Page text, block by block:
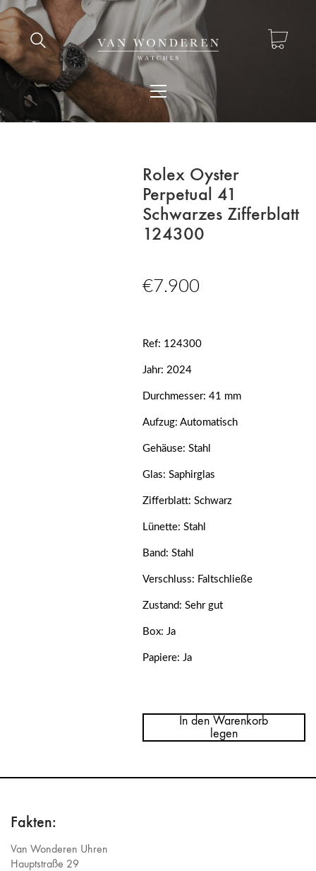
Rolex Oyster
Perpetual 41
Schwarzes Zifferblatt
124300
€7.900
Ref: 124300
Jahr: 2024
Durchmesser: 41 mm
Aufzug: Automatisch
Gehäuse: Stahl
Glas: Saphirglas
Zifferblatt: Schwarz
Lünette: Stahl
Band: Stahl
Verschluss: Faltschließe
Zustand: Sehr gut
Box: Ja
Papiere: Ja
Oyster
41
In den Warenkorb
legen
Fakten:
Van Wonderen Uhren
Hauptstraße 29